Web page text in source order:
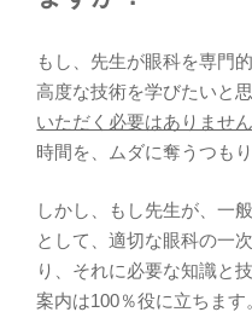
もし、先生が眼科を専門
高度な技術を学びたいと思
いただく必要はありませ
時間を、ムダに奪うつも
しかし、もし先生が、一
として、適切な眼科の一
り、それに必要な知識と
案内は100％役に立ちます